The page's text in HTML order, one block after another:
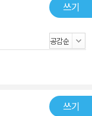
쓰기
쓰기